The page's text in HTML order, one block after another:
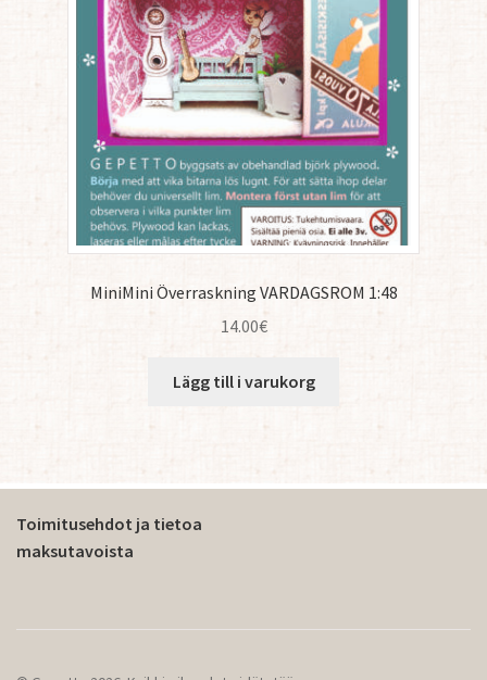
MiniMini Överraskning VARDAGSROM 1:48
14.00€
Lägg till i varukorg
Toimitusehdot ja tietoa
maksutavoista